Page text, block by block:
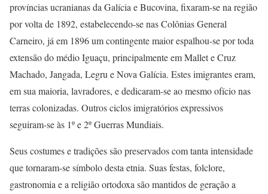
províncias ucranianas da Galícia e Bucovina, fixaram-se na região
por volta de 1892, estabelecendo-se nas Colônias General
Carneiro, já em 1896 um contingente maior espalhou-se por toda
extensão do médio Iguaçu, principalmente em Mallet e Cruz
Machado, Jangada, Legru e Nova Galícia. Estes imigrantes eram,
em sua maioria, lavradores, e dedicaram-se ao mesmo ofício nas
terras colonizadas. Outros ciclos imigratórios expressivos
seguiram-se às 1º e 2º Guerras Mundiais.
Seus costumes e tradições são preservados com tanta intensidade
que tornaram-se símbolo desta etnia. Suas festas, folclore,
gastronomia e a religião ortodoxa são mantidos de geração a